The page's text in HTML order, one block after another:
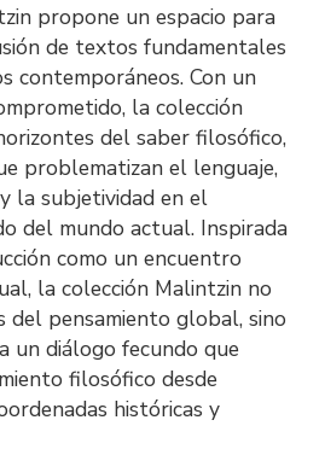
propone un espacio para
de textos fundamentales
contemporáneos. Con un
la colección
del saber filosófico,
problematizan el lenguaje,
la subjetividad en el
del mundo actual. Inspirada
como un encuentro
la colección Malintzin no
del pensamiento global, sino
un diálogo fecundo que
filosófico desde
históricas y